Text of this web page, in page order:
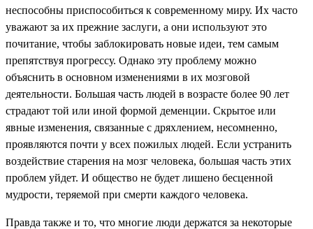
неспособны приспособиться к современному миру. Их часто
уважают за их прежние заслуги, а они используют это
почитание, чтобы заблокировать новые идеи, тем самым
препятствуя прогрессу. Однако эту проблему можно
объяснить в основном изменениями в их мозговой
деятельности. Большая часть людей в возрасте более 90 лет
страдают той или иной формой деменции. Скрытое или
явные изменения, связанные с дряхлением, несомненно,
проявляются почти у всех пожилых людей. Если устранить
воздействие старения на мозг человека, большая часть этих
проблем уйдет. И общество не будет лишено бесценной
мудрости, теряемой при смерти каждого человека.
Правда также и то, что многие люди держатся за некоторые